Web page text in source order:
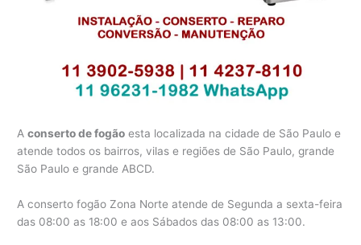
Aconserto de fogão esta localizada na cidade de São Paulo e
atende todos os bairros, vilas e regiões de São Paulo, grande
São Paulo e grande ABCD.
A conserto fogão Zona Norte atende de Segunda a sexta-feira
das 08:00 as 18:00 e aos Sábados das 08:00 as 13:00.